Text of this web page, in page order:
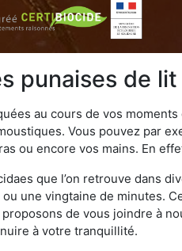
punaises de lit
au cours de vos
Vous pouvez par
ou encore vos mains. En
que l’on retrouve dans
une vingtaine de minutes.
de vous joindre à
à votre tranquillité.